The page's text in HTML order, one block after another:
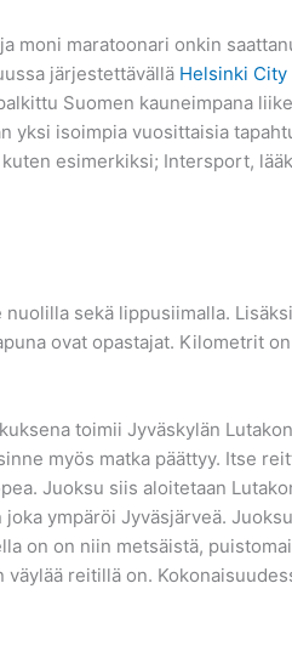
moni maratoonari onkin
järjestettävällä Helsinki
Suomen kauneimpana
yksi isoimpia vuosittaisia
esimerkiksi; Intersport,
sekä lippusiimalla.
ovat opastajat. Kilometrit
toimii Jyväskylän
myös matka päättyy. Itse
Juoksu siis aloitetaan
ympäröi Jyväsjärveä.
on on niin metsäistä,
reitillä on.